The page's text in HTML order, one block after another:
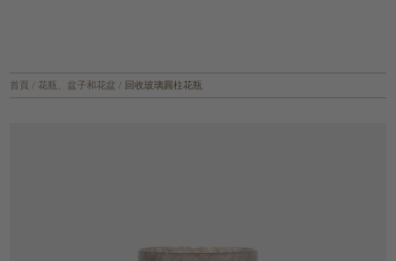
首頁 / 花瓶、盆子和花盆 / 回收玻璃圓柱花瓶